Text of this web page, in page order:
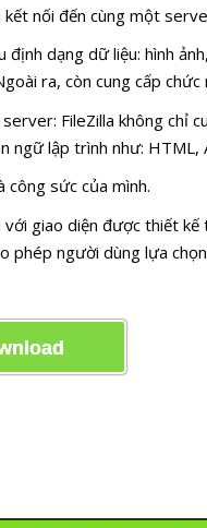
kết nối đến cùng một
dạng dữ liệu: hình
ra, còn cung cấp
FileZilla không chỉ
ngữ lập trình như:
sức của mình.
giao diện được thiết
phép người dùng lựa